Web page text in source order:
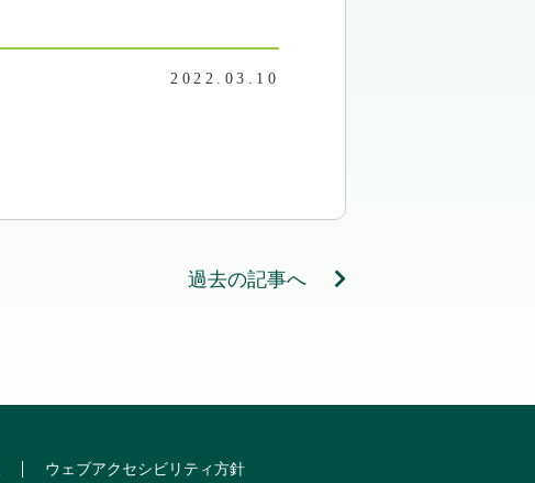
2022.03.10
過去の記事へ
ウェブアクセシビリティ方針